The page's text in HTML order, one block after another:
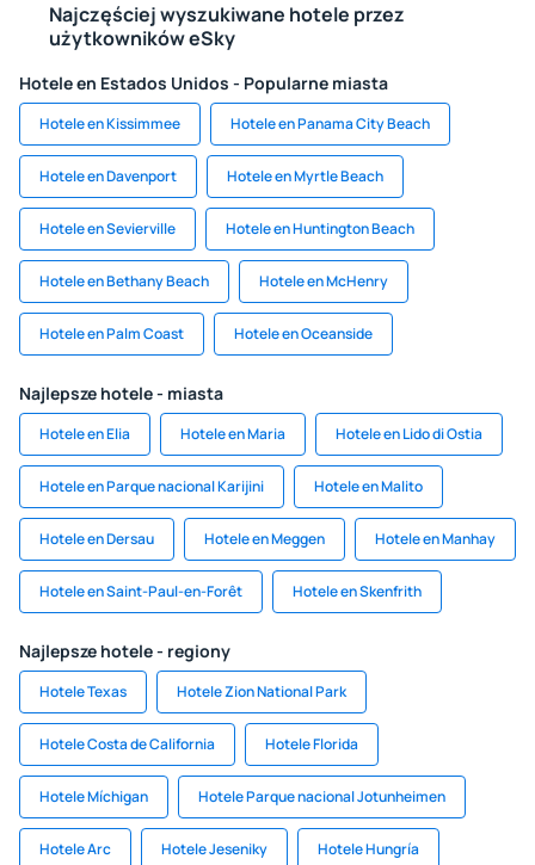
Najczęściej wyszukiwane hotele przez
użytkowników eSky
Hotele en Estados Unidos - Popularne miasta
Hotele en Kissimmee Hotele en Panama City Beach
Hotele en Davenport Hotele en Myrtle Beach
Hotele en Sevierville Hotele en Huntington Beach
Hotele en Bethany Beach Hotele en McHenry
Hotele en Palm Coast Hotele en Oceanside
Najlepsze hotele - miasta
Hotele en Elia Hotele en Maria Hotele en Lido di Ostia
Hotele en Parque nacional Karijini Hotele en Malito
Hotele en Dersau Hotele en Meggen Hotele en Manhay
Hotele en Saint-Paul-en-Forêt Hotele en Skenfrith
Najlepsze hotele - regiony
Hotele Texas Hotele Zion National Park
Hotele Costa de California Hotele Florida
Hotele Míchigan Hotele Parque nacional Jotunheimen
Hotele Arc Hotele Jeseniky Hotele Hungría